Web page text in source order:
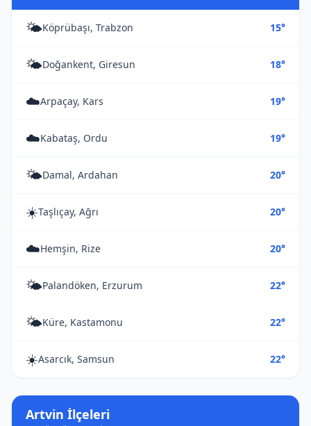
🌤️Köprübaşı, Trabzon 15°
🌤️Doğankent, Giresun 18°
☁️Arpaçay, Kars 19°
☁️Kabataş, Ordu 19°
🌤️Damal, Ardahan 20°
☀️Taşlıçay, Ağrı 20°
☁️Hemşin, Rize 20°
🌤️Palandöken, Erzurum 22°
🌤️Küre, Kastamonu 22°
☀️Asarcık, Samsun 22°
Artvin İlçeleri